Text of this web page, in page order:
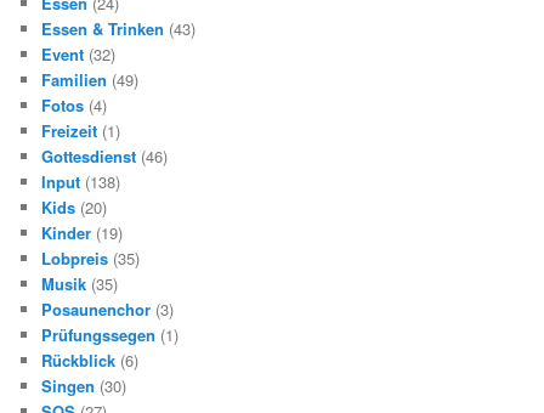
Essen & Trinken (43)
Event (32)
Familien (49)
Fotos (4)
Freizeit (1)
Gottesdienst (46)
Input (138)
Kids (20)
Kinder (19)
Lobpreis (35)
Musik (35)
Posaunenchor (3)
Prüfungssegen (1)
Rückblick (6)
Singen (30)